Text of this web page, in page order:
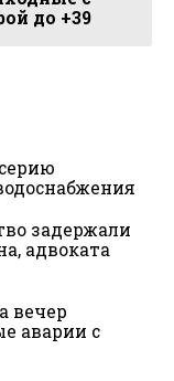
до +39
задержали
адвоката
вечер
аварии с